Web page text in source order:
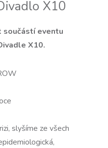
X10
součástí eventu
X10.
slyšíme ze všech